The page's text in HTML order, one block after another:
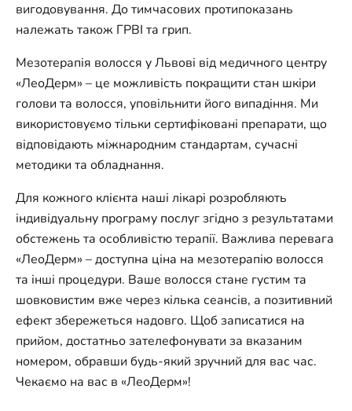
вигодовування. До тимчасових протипоказань
належать також ГРВІ та грип.
Мезотерапія волосся у Львові від медичного центру
«ЛеоДерм» – це можливість покращити стан шкіри
голови та волосся, уповільнити його випадіння. Ми
використовуємо тільки сертифіковані препарати, що
відповідають міжнародним стандартам, сучасні
методики та обладнання.
Для кожного клієнта наші лікарі розробляють
індивідуальну програму послуг згідно з результатами
обстежень та особливістю терапії. Важлива перевага
«ЛеоДерм» –доступна ціна на мезотерапію волосся
та інші процедури. Ваше волосся стане густим та
шовковистим вже через кілька сеансів, а позитивний
ефект збережеться надовго. Щоб записатися на
прийом, достатньо зателефонувати за вказаним
номером, обравши будь-який зручний для вас час.
Чекаємо на вас в «ЛеоДерм»!